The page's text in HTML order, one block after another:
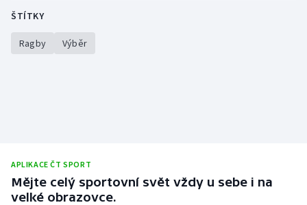
ŠTÍTKY
Ragby Výběr
APLIKACE ČT SPORT
Mějte celý sportovní svět vždy u sebe i na
velké obrazovce.